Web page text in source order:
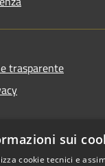
trasparente
accessibilitàsui
cookie tecnici e